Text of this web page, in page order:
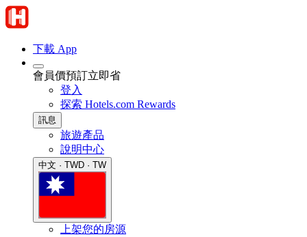
下載 App
會員價預訂立即省
登入
探索 Hotels.com Rewards
訊息
旅遊產品
說明中心
中文 · TWD · TW
上架您的房源